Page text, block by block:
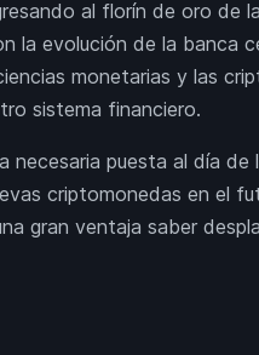
al florín de oro de
la evolución de la banca
monetarias y las
sistema financiero.
necesaria puesta al día
criptomonedas en el
gran ventaja saber